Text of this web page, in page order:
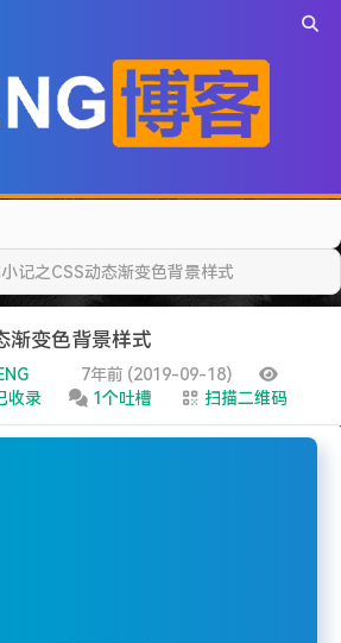
啦
到王某海这种人.
真坑啊.
好气啊~原来使用的CDN服务商莫名其妙的给我服务取消了~
记之CSS动态渐变色背景样式
渐变色背景样式
7年前 (2019-09-18)
收录 1个吐槽 扫描二维码